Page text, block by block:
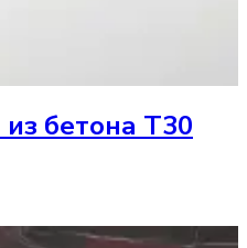
из бетона T30